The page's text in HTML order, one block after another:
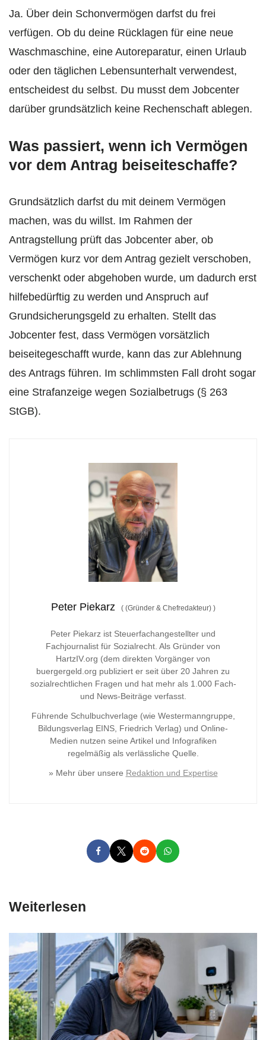
Ja. Über dein Schonvermögen darfst du frei
verfügen. Ob du deine Rücklagen für eine neue
Waschmaschine, eine Autoreparatur, einen Urlaub
oder den täglichen Lebensunterhalt verwendest,
entscheidest du selbst. Du musst dem Jobcenter
darüber grundsätzlich keine Rechenschaft ablegen.
Was passiert, wenn ich Vermögen
vor dem Antrag beiseiteschaffe?
Grundsätzlich darfst du mit deinem Vermögen
machen, was du willst. Im Rahmen der
Antragstellung prüft das Jobcenter aber, ob
Vermögen kurz vor dem Antrag gezielt verschoben,
verschenkt oder abgehoben wurde, um dadurch erst
hilfebedürftig zu werden und Anspruch auf
Grundsicherungsgeld zu erhalten. Stellt das
Jobcenter fest, dass Vermögen vorsätzlich
beiseitegeschafft wurde, kann das zur Ablehnung
des Antrags führen. Im schlimmsten Fall droht sogar
eine Strafanzeige wegen Sozialbetrugs (§ 263
StGB).
Peter Piekarz ((Gründer & Chefredakteur) )
Peter Piekarz ist Steuerfachangestellter und
Fachjournalist für Sozialrecht. Als Gründer von
HartzIV.org (dem direkten Vorgänger von
buergergeld.org publiziert er seit über 20 Jahren zu
sozialrechtlichen Fragen und hat mehr als 1.000 Fach-
und News-Beiträge verfasst.
Führende Schulbuchverlage (wie Westermanngruppe,
Bildungsverlag EINS, Friedrich Verlag) und Online-
Medien nutzen seine Artikel und Infografiken
regelmäßig als verlässliche Quelle.
» Mehr über unsere Redaktion und Expertise
Weiterlesen